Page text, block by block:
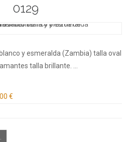
0129
y esmeralda (Zambia) talla oval
talla brillante. …
€